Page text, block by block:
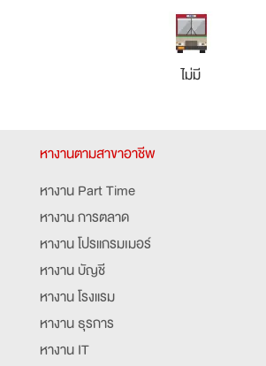
ไม่มี
หางานตามสาขาอาชีพ
หางาน Part Time
หางาน การตลาด
หางาน โปรแกรมเมอร์
หางาน บัญชี
หางาน โรงแรม
หางาน ธุรการ
หางาน IT